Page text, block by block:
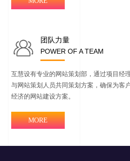
案例
团队力量
POWER OF A TEAM
互慧设有专业的网站策划部，通过项目经
与网站策划人员共同策划方案，确保为客
经济的网站建设方案。
MORE